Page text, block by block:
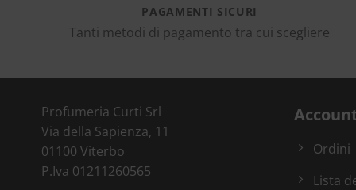
PAGAMENTI SICURI
Tanti metodi di pagamento tra cui scegliere
Profumeria Curti Srl
Via della Sapienza, 11
01100 Viterbo
P.Iva 01211260565
Ordini
Lista